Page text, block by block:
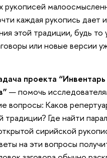
рукописей
каждая рукопись дает
этой традиции, будь то
или новые версии
проекта
— помочь
вопросы: Каков
традиции? Где найти
сирийской
на эти вопросы